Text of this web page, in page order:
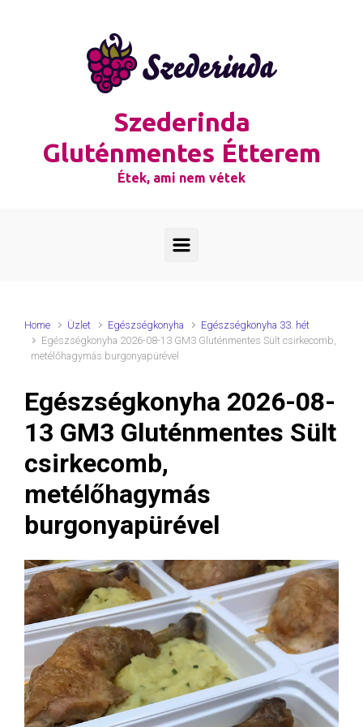
Szederinda
Gluténmentes Étterem
Étek, ami nem vétek
Home Üzlet Egészségkonyha
Egészségkonyha 33. hét
Egészségkonyha 2026-08-13 GM3 Gluténmentes Sült csirkecomb,
metélőhagymás burgonyapürével
Egészségkonyha 2026-08-
13 GM3 Gluténmentes Sült
csirkecomb,
metélőhagymás
burgonyapürével